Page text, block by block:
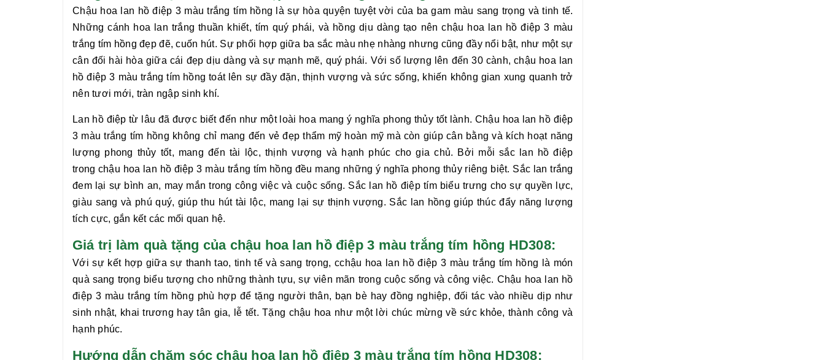
Chậu hoa lan hồ điệp 3 màu trắng tím hồng là sự hòa quyện tuyệt vời của ba gam màu sang trọng và tinh tế.
Những cánh hoa lan trắng thuần khiết, tím quý phái, và hồng dịu dàng tạo nênchậu hoa lan hồ điệp 3 màu
trắng tím hồngđẹp đẽ, cuốn hút. Sự phối hợp giữa ba sắc màu nhẹ nhàng nhưng cũng đầy nổi bật, như một sự
cân đối hài hòa giữa cái đẹp dịu dàng và sự mạnh mẽ, quý phái. Với số lượng lên đến 30 cành,chậu hoa lan
hồ điệp 3 màu trắng tím hồng toát lên sự đầy đặn, thịnh vượng và sức sống, khiến không gian xung quanh trở
nên tươi mới, tràn ngập sinh khí.
Lan hồ điệp từ lâu đã được biết đến như một loài hoa mang ý nghĩa phong thủy tốt lành. Chậu hoa lan hồ điệp
3 màu trắng tím hồng không chỉ mang đến vẻ đẹp thẩm mỹ hoàn mỹ mà còn giúp cân bằng và kích hoạt năng
lượng phong thủy tốt, mang đến tài lộc, thịnh vượng và hạnh phúc cho gia chủ. Bởi mỗi sắc lan hồ điệp
trong chậu hoa lan hồ điệp 3 màu trắng tím hồng đều mang những ý nghĩa phong thủy riêng biệt. Sắc lan trắng
đem lại sự bình an, may mắn trong công việc và cuộc sống. Sắc lan hồ điệp tím biểu trưng cho sự quyền lực,
giàu sang và phú quý, giúp thu hút tài lộc, mang lại sự thịnh vượng. Sắc lan hồng giúp thúc đẩy năng lượng
tích cực, gắn kết các mối quan hệ.
Giá trị làm quà tặng của chậu hoa lan hồ điệp 3 màu trắng tím hồng HD308:
Với sự kết hợp giữa sự thanh tao, tinh tế và sang trọng, cchậu hoa lan hồ điệp 3 màu trắng tím hồng là món
quà sang trọng biểu tượng cho những thành tựu, sự viên mãn trong cuộc sống và công việc. Chậu hoa lan hồ
điệp 3 màu trắng tím hồng phù hợp để tặng người thân, bạn bè hay đồng nghiệp, đối tác vào nhiều dịp như
sinh nhật, khai trương hay tân gia, lễ tết. Tặng chậu hoa như một lời chúc mừng về sức khỏe, thành công và
hạnh phúc.
Hướng dẫn chăm sóc chậu hoa lan hồ điệp 3 màu trắng tím hồng HD308: